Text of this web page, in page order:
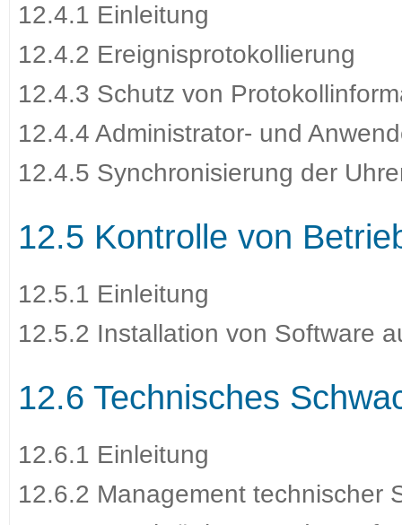
12.4.1 Einleitung
12.4.2 Ereignisprotokollierung
12.4.3 Schutz von
12.4.4 Administrator- und
12.4.5 Synchronisierung der
12.5 Kontrolle von
12.5.1 Einleitung
12.5.2 Installation von Software
12.6 Technisches
12.6.1 Einleitung
12.6.2 Management technischer